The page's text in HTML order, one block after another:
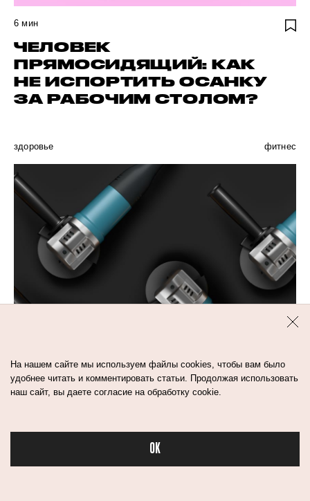
Бьюти в спорте
6 мин
ЧЕЛОВЕК
ПРЯМОСИДЯЩИЙ: КАК
НЕ ИСПОРТИТЬ ОСАНКУ
ЗА РАБОЧИМ СТОЛОМ?
здоровье фитнес
ПИЛИНГ-ДИСКИ ПОСЛЕ
На нашем сайте мы используем файлы cookies, чтобы вам было
удобнее читать и комментировать статьи. Продолжая использовать
наш сайт, вы даете согласие на обработку cookie.
OK